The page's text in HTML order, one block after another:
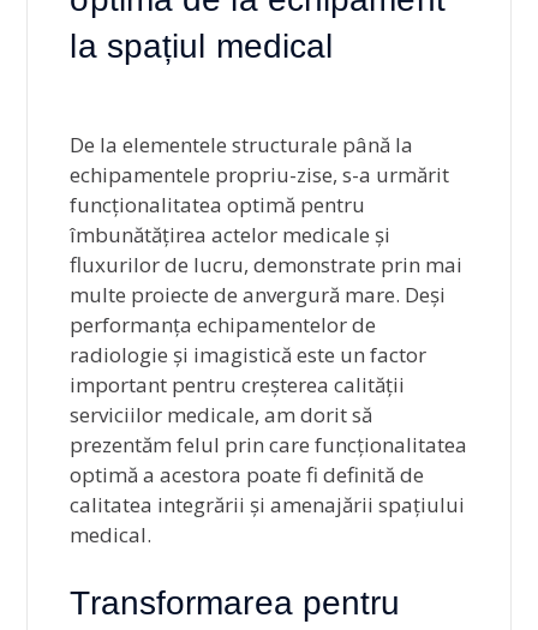
la spațiul medical
De la elementele structurale până la
echipamentele propriu-zise, s-a urmărit
funcționalitatea optimă pentru
îmbunătățirea actelor medicale și
fluxurilor de lucru, demonstrate prin mai
multe proiecte de anvergură mare. Deși
performanța echipamentelor de
radiologie și imagistică este un factor
important pentru creșterea calității
serviciilor medicale, am dorit să
prezentăm felul prin care funcționalitatea
optimă a acestora poate fi definită de
calitatea integrării și amenajării spațiului
medical.
Transformarea pentru